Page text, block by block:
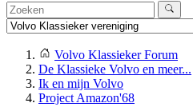
Volvo Klassieker Forum
De Klassieke Volvo en meer...
Ik en mijn Volvo
Project Amazon'68